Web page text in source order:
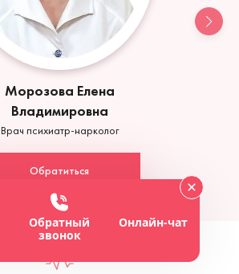
Морозова Елена
Владимировна
Врач психиатр-нарколог
Обратиться
Обратный
звонок
Онлайн-чат